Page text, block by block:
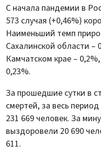
С начала пандемии в
573 случая (+0,46%)
Наименьший темп
Сахалинской области –
Камчатском крае –
0,23%.
За прошедшие сутки в
смертей, за весь
231 669 человек. За
выздоровели 20 690
611.